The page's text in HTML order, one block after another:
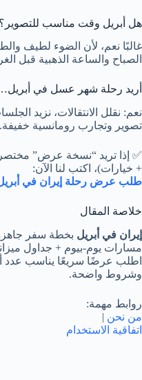
هل أبريل وقت مناسب للتصوير؟
غالبًا نعم، لأن الضوء لطيف
الصباح والساعة الذهبية قبل
أريد رحلة شهر عسل في
نعم: نقلل الانتقالات، نزيد
تصوير وتجارب رومانسية خفيفة.
✅ إذا تريد “نسخة عرض”
+ خيارات)، اكتب لنا الآن:
طلب عرض رحلة إيران في
خلاصة المقال
إيران في أبريل
مسارات يوم-بيوم + جداول
اطلب عرضًا سريعًا يناسب عدد
وشروط واضحة.
روابط مهمة:
من نحن |
اتفاقية الاستخدام